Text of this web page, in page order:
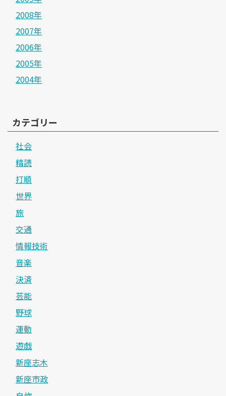
2008年
2007年
2006年
2005年
2004年
カテゴリー
社会
精読
打順
世界
旅
交通
情報技術
音楽
決済
芸能
野球
運動
遊戯
新座志木
新座市政